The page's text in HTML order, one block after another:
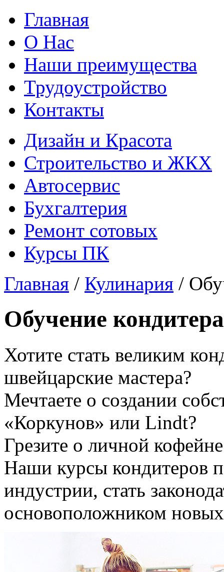
Главная
О Нас
Наши преимущества
Трудоустройство
Контакты
Дизайн и Красота
Строительство и ЖКХ
Автосервис
Бухгалтерия
Ремонт сотовых
Курсы ПК
Главная / Кулинария /
Обучение кондитера
Хотите стать великим
швейцарские мастера?
Мечтаете о создании
«Коркунов» или Lindt?
Грезите о личной
Наши курсы кондитеров
индустрии, стать
основоположником